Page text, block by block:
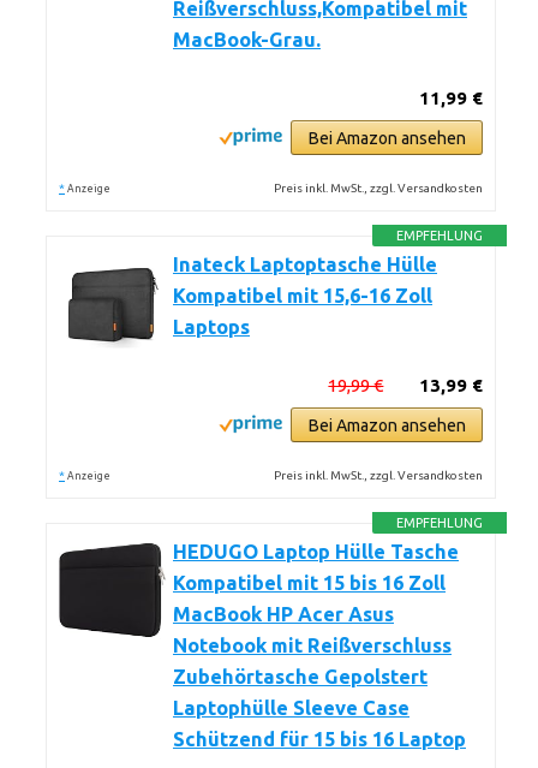
Reißverschluss,Kompatibel mit
MacBook-Grau.
11,99 €
Bei Amazon ansehen
* Anzeige Preis inkl. MwSt., zzgl. Versandkosten
EMPFEHLUNG
Inateck Laptoptasche Hülle
Kompatibel mit 15,6-16 Zoll
Laptops
13,99 €
19,99 €
Bei Amazon ansehen
* Anzeige Preis inkl. MwSt., zzgl. Versandkosten
EMPFEHLUNG
HEDUGO Laptop Hülle Tasche
Kompatibel mit 15 bis 16 Zoll
MacBook HP Acer Asus
Notebook mit Reißverschluss
Zubehörtasche Gepolstert
Laptophülle Sleeve Case
Schützend für 15 bis 16 Laptop